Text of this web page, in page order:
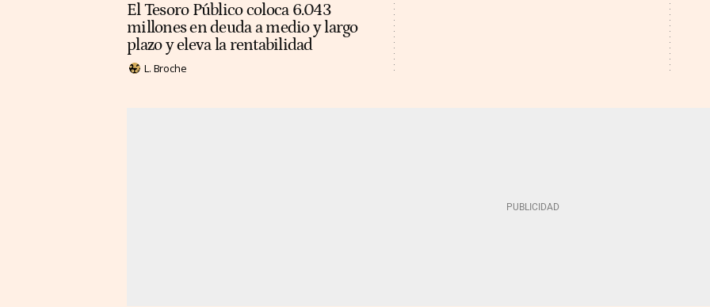
El Tesoro Público coloca 6.043
millones en deuda a medio y largo
plazo y eleva la rentabilidad
L. Broche